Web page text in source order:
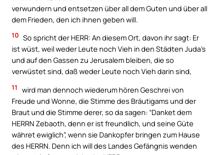
verwundern und entsetzen über all dem Guten und über all
dem Frieden, den ich ihnen geben will.
10 So spricht der HERR: An diesem Ort, davon ihr sagt: Er
ist wüst, weil weder Leute noch Vieh in den Städten Juda’s
und auf den Gassen zu Jerusalem bleiben, die so
verwüstet sind, daß weder Leute noch Vieh darin sind,
11
wird man dennoch wiederum hören Geschrei von
Freude und Wonne, die Stimme des Bräutigams und der
Braut und die Stimme derer, so da sagen: “Danket dem
HERRN Zebaoth, denn er ist freundlich, und seine Güte
währet ewiglich”, wenn sie Dankopfer bringen zum Hause
des HERRN. Denn ich will des Landes Gefängnis wenden